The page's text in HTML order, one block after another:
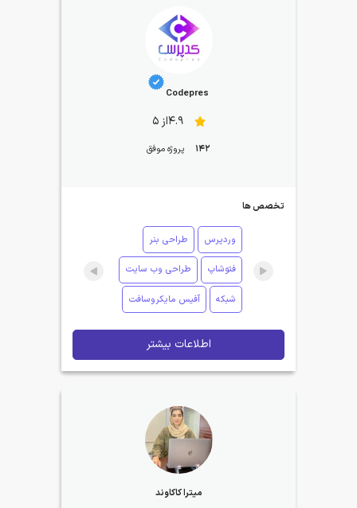
Codepres
4.9از 5
142 پروژه موفق
تخصص ها
وردپرس طراحی بنر
فتوشاپ طراحی وب سایت
شبکه آفیس مایکروسافت
اطلاعات بیشتر
میترا کاکاوند